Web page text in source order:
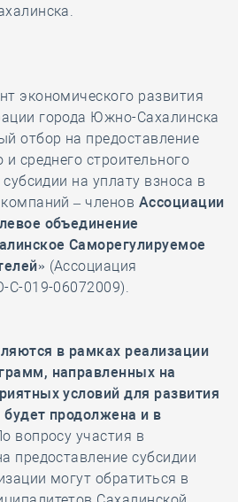
экономического развития
города Южно-Сахалинска
отбор на предоставление
среднего строительного
на уплату взноса в
– членов Ассоциации
объединение
Саморегулируемое
(Ассоциация
С-019-06072009).
в рамках реализации
направленных на
условий для развития
продолжена и в
вопросу участия в
предоставление субсидии
могут обратиться в